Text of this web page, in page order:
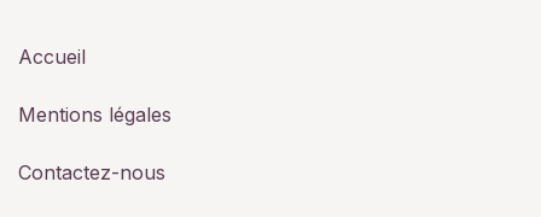
Accueil
Mentions légales
Contactez-nous